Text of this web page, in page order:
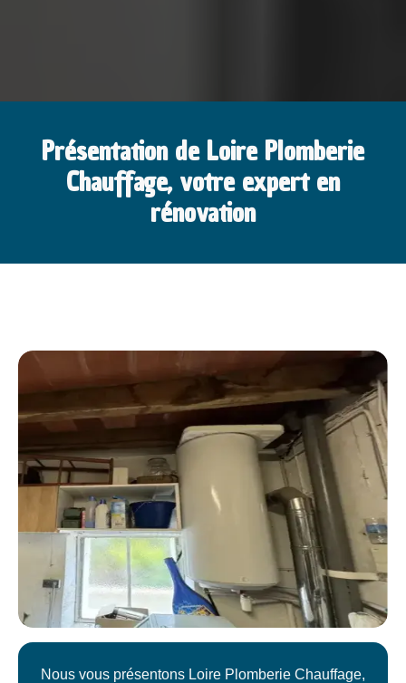
Présentation de Loire Plomberie
Chauffage, votre expert en
rénovation
Nous vous présentons Loire Plomberie Chauffage,